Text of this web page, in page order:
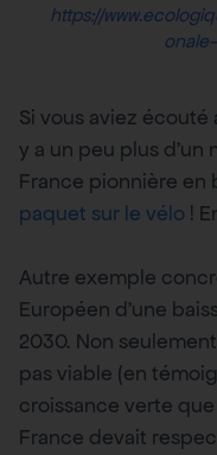
https://
Si vous aviez
y a un peu plus d’un
France pionnière en
paquet sur le vélo !
Autre exemple
Européen d’une
2030. Non
pas viable (en
croissance verte que
France devait